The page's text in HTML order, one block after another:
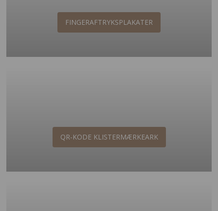
FINGERAFTRYKSPLAKATER
QR-KODE KLISTERMÆRKEARK